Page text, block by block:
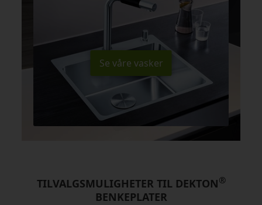
Se våre vasker
TILVALGSMULIGHETER TIL DEKTON®
BENKEPLATER